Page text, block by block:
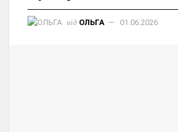
від ОЛЬГА 01.06.2026